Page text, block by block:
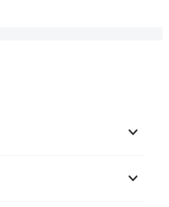
keyboard_arrow_down
keyboard_arrow_down